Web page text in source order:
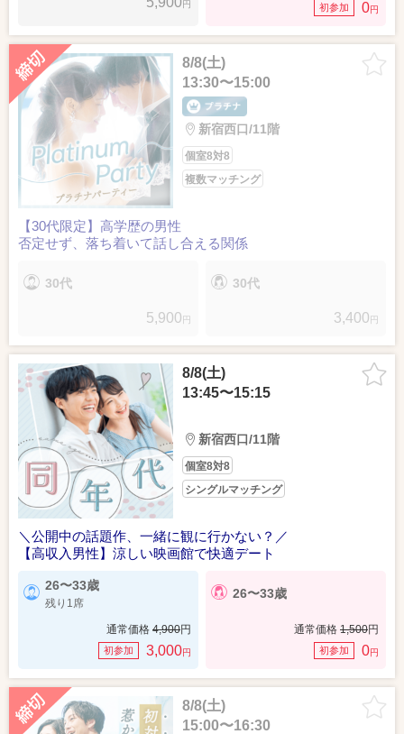
円 初参加 0円
8/8(土)
13:30〜15:00
新宿西口/11階
個室8対8
複数マッチング
【30代限定】高学歴の男性
否定せず、落ち着いて話し合える関係
30代
5,900 円
30代
3,400 円
8/8(土)
13:45〜15:15
新宿西口/11階
個室8対8
シングルマッチング
＼公開中の話題作、一緒に観に行かない？／
【高収入男性】涼しい映画館で快適デート
26〜33歳
残り1席
通常価格 4,900円
初参加 3,000円
26〜33歳
通常価格 1,500円
初参加 0円
8/8(土)
15:00〜16:30